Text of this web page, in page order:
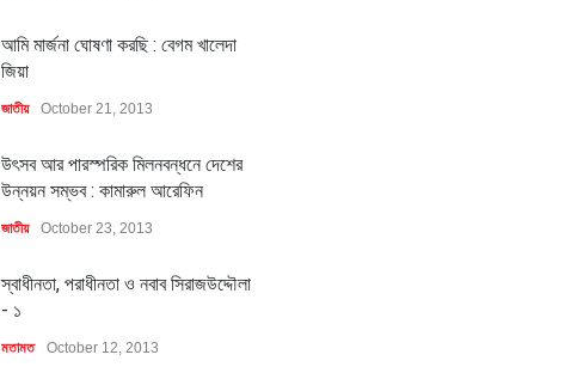
আমি মার্জনা ঘোষণা করছি : বেগম খালেদা
জিয়া
জাতীয় October 21, 2013
উৎসব আর পারস্পরিক মিলনবন্ধনে দেশের
উন্নয়ন সম্ভব : কামারুল আরেফিন
জাতীয় October 23, 2013
স্বাধীনতা, পরাধীনতা ও নবাব সিরাজউদ্দৌলা
- ১
মতামত October 12, 2013